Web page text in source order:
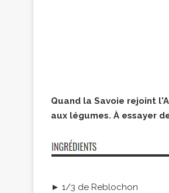
Quand la Savoie rejoint
aux légumes. À essayer
► 1/3 de Reblochon